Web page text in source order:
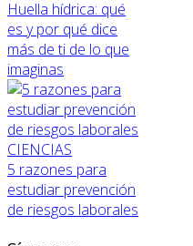
Huella hídrica: qué
es y por qué dice
más de ti de lo que
imaginas
CIENCIAS
5 razones para
estudiar prevención
de riesgos laborales